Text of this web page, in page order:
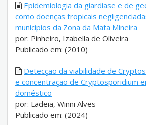
Epidemiologia da giardíase e de
como doenças tropicais
municípios da Zona da Mata Mineira
por: Pinheiro, Izabella de Oliveira
Publicado em: (2010)
Detecção da viabilidade de
e concentração de Cryptosporidium
doméstico
por: Ladeia, Winni Alves
Publicado em: (2024)